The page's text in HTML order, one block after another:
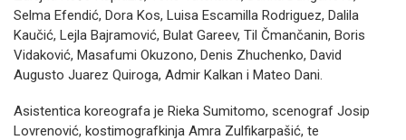
Selma Efendić, Dora Kos, Luisa Escamilla Rodriguez, Dalila
Kaučić, Lejla Bajramović, Bulat Gareev, Til Čmančanin, Boris
Vidaković, Masafumi Okuzono, Denis Zhuchenko, David
Augusto Juarez Quiroga, Admir Kalkan i Mateo Dani.
Asistentica koreografa je Rieka Sumitomo, scenograf Josip
Lovrenović, kostimografkinja Amra Zulfikarpašić, te